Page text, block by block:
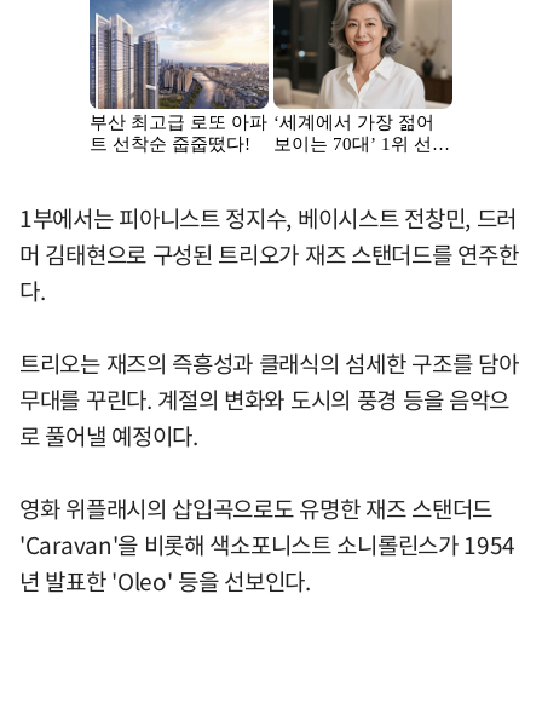
1부에서는 피아니스트 정지수, 베이시스트 전창민, 드러
머 김태현으로 구성된 트리오가 재즈 스탠더드를 연주한
다.
트리오는 재즈의 즉흥성과 클래식의 섬세한 구조를 담아
무대를 꾸린다. 계절의 변화와 도시의 풍경 등을 음악으
로 풀어낼 예정이다.
영화 위플래시의 삽입곡으로도 유명한 재즈 스탠더드
'Caravan'을 비롯해 색소포니스트 소니롤린스가 1954
년 발표한 'Oleo' 등을 선보인다.